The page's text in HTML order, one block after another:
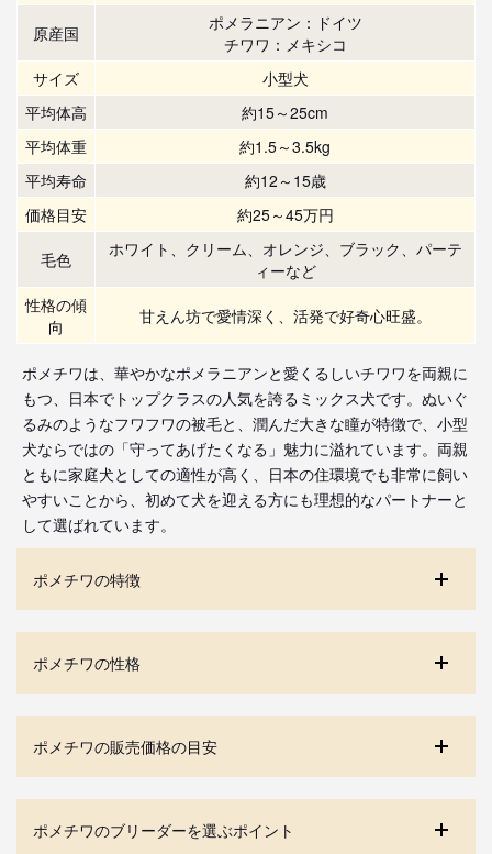
原産国
ポメラニアン：ドイツ
チワワ：メキシコ
サイズ
小型犬
平均体高
約15～25cm
平均体重
約1.5～3.5kg
平均寿命
約12～15歳
価格目安
約25～45万円
毛色
ホワイト、クリーム、オレンジ、ブラック、パーテ
ィーなど
性格の傾
向
甘えん坊で愛情深く、活発で好奇心旺盛。
ポメチワは、華やかなポメラニアンと愛くるしいチワワを両親に
もつ、日本でトップクラスの人気を誇るミックス犬です。ぬいぐ
るみのようなフワフワの被毛と、潤んだ大きな瞳が特徴で、小型
犬ならではの「守ってあげたくなる」魅力に溢れています。両親
ともに家庭犬としての適性が高く、日本の住環境でも非常に飼い
やすいことから、初めて犬を迎える方にも理想的なパートナーと
して選ばれています。
ポメチワの特徴
ポメチワの性格
ポメチワの販売価格の目安
ポメチワのブリーダーを選ぶポイント